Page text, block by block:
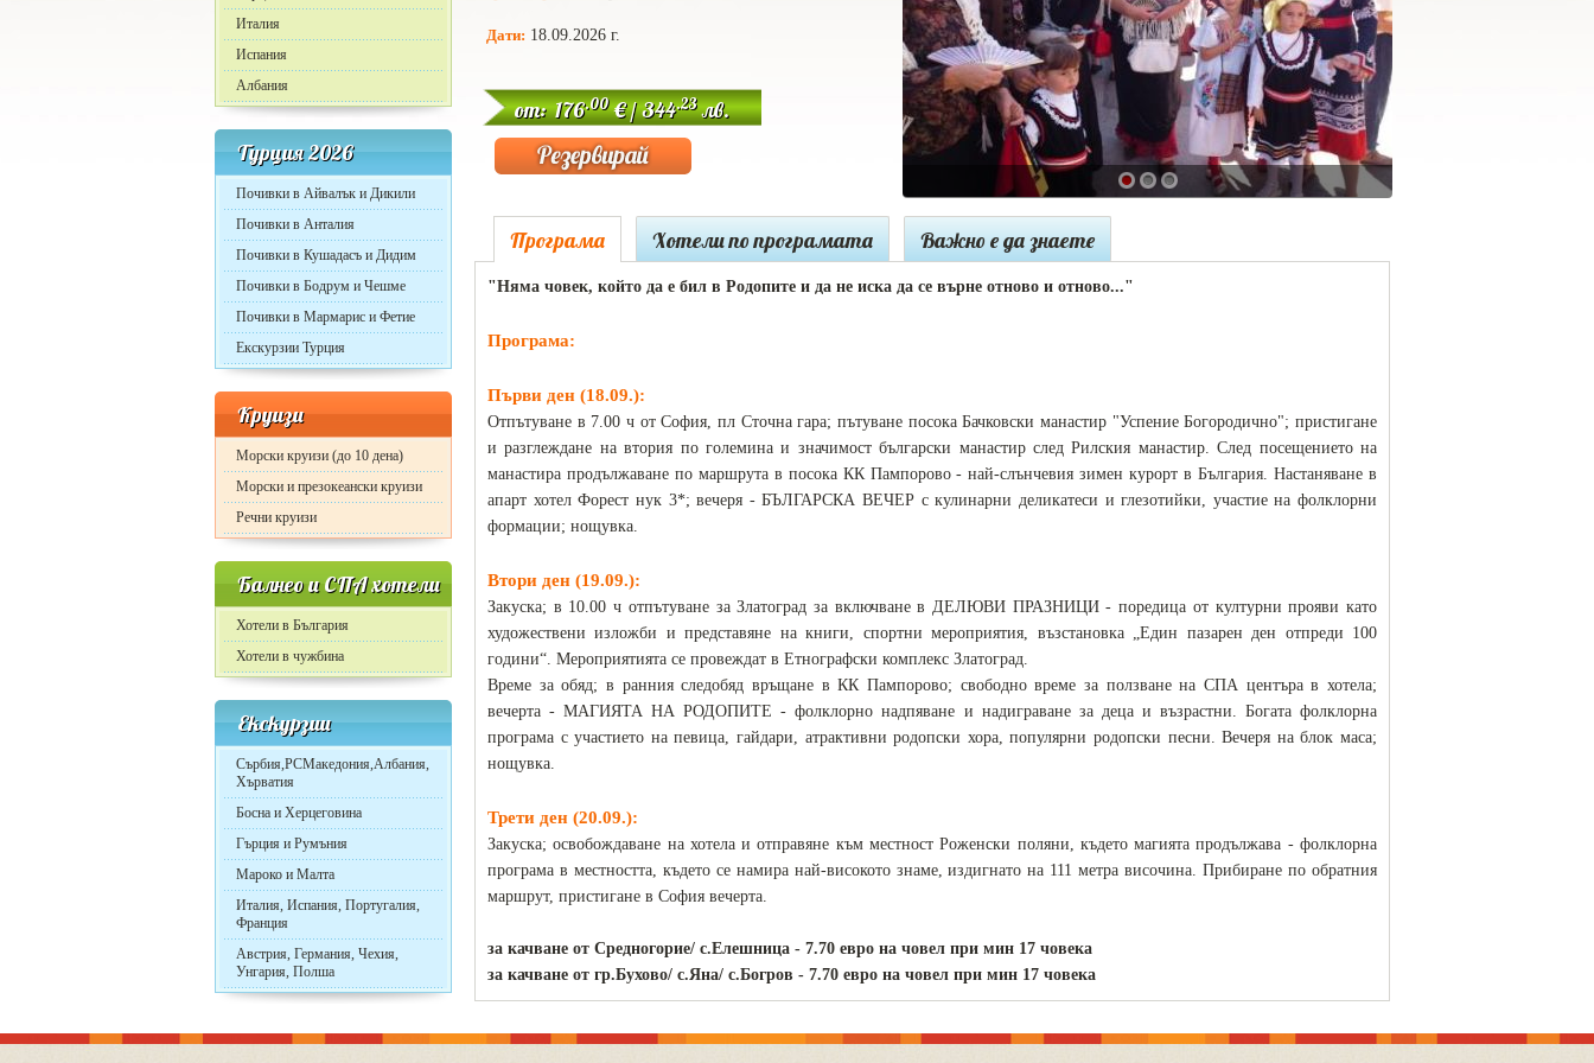
Италия
Испания
Албания
Турция 2026
Почивки в Айвалък и Дикили
Почивки в Анталия
Почивки в Кушадасъ и Дидим
Почивки в Бодрум и Чешме
Почивки в Мармарис и Фетие
Екскурзии Турция
Круизи
Морски круизи (до 10 дена)
Морски и презокеански круизи
Речни круизи
Балнео и СПА хотели
Хотели в България
Хотели в чужбина
Екскурзии
Сърбия,РСМакедония,Албания,
Хърватия
Босна и Херцеговина
Гърция и Румъния
Мароко и Малта
Италия, Испания, Португалия,
Франция
Австрия, Германия, Чехия,
Унгария, Полша
Дати: 18.09.2026 г.
от: 176.00€ / 344.23лв.
Програма Хотели по програмата Важно е да знаете
"Няма човек, който да е бил в Родопите и да не иска да се върне отново и отново..."
Програма:
Първи ден (18.09.):
Отпътуване в 7.00 ч от София, пл Сточна гара; пътуване посока Бачковски манастир "Успение Богородично"; пристигане
и разглеждане на втория по големина и значимост български манастир след Рилския манастир. След посещението на
манастира продължаване по маршрута в посока КК Пампорово - най-слънчевия зимен курорт в България. Настаняване в
апарт хотел Форест нук 3*; вечеря - БЪЛГАРСКА ВЕЧЕР с кулинарни деликатеси и глезотийки, участие на фолклорни
формации; нощувка.
Втори ден (19.09.):
Закуска; в 10.00 ч отпътуване за Златоград за включване в ДЕЛЮВИ ПРАЗНИЦИ - поредица от културни прояви като
художествени изложби и представяне на книги, спортни мероприятия, възстановка „Един пазарен ден отпреди 100
години“. Мероприятията се провеждат в Етнографски комплекс Златоград.
Време за обяд; в ранния следобяд връщане в КК Пампорово; свободно време за ползване на СПА центъра в хотела;
вечерта - МАГИЯТА НА РОДОПИТЕ - фолклорно надпяване и надиграване за деца и възрастни. Богата фолклорна
програма с участието на певица, гайдари, атрактивни родопски хора, популярни родопски песни. Вечеря на блок маса;
нощувка.
Трети ден (20.09.):
Закуска; освобождаване на хотела и отправяне към местност Роженски поляни, където магията продължава - фолклорна
програма в местността, където се намира най-високото знаме, издигнато на 111 метра височина. Прибиране по обратния
маршрут, пристигане в София вечерта.
за качване от Средногорие/ с.Елешница - 7.70 евро на човел при мин 17 човека
за качване от гр.Бухово/ с.Яна/ с.Богров - 7.70 евро на човел при мин 17 човека